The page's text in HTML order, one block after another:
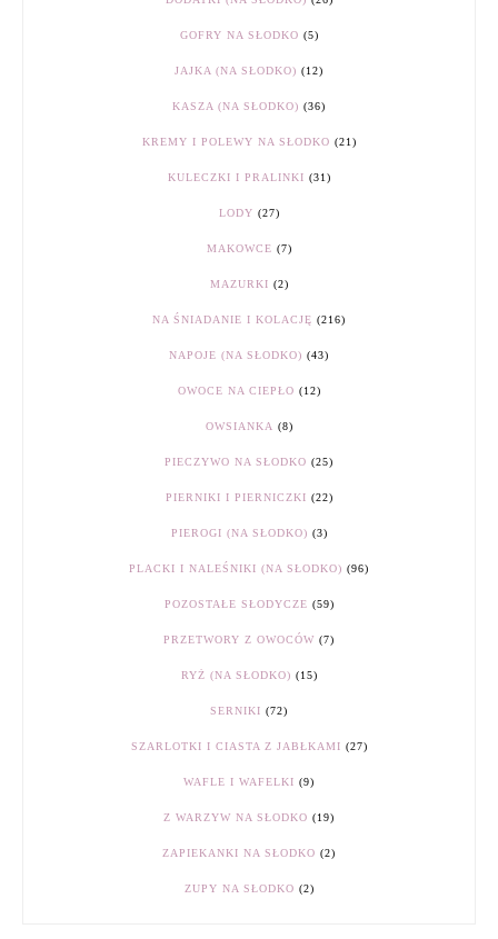
GOFRY NA SŁODKO (5)
JAJKA (NA SŁODKO) (12)
KASZA (NA SŁODKO) (36)
KREMY I POLEWY NA SŁODKO (21)
KULECZKI I PRALINKI (31)
LODY (27)
MAKOWCE (7)
MAZURKI (2)
NA ŚNIADANIE I KOLACJĘ (216)
NAPOJE (NA SŁODKO) (43)
OWOCE NA CIEPŁO (12)
OWSIANKA (8)
PIECZYWO NA SŁODKO (25)
PIERNIKI I PIERNICZKI (22)
PIEROGI (NA SŁODKO) (3)
PLACKI I NALEŚNIKI (NA SŁODKO) (96)
POZOSTAŁE SŁODYCZE (59)
PRZETWORY Z OWOCÓW (7)
RYŻ (NA SŁODKO) (15)
SERNIKI (72)
SZARLOTKI I CIASTA Z JABŁKAMI (27)
WAFLE I WAFELKI (9)
Z WARZYW NA SŁODKO (19)
ZAPIEKANKI NA SŁODKO (2)
ZUPY NA SŁODKO (2)